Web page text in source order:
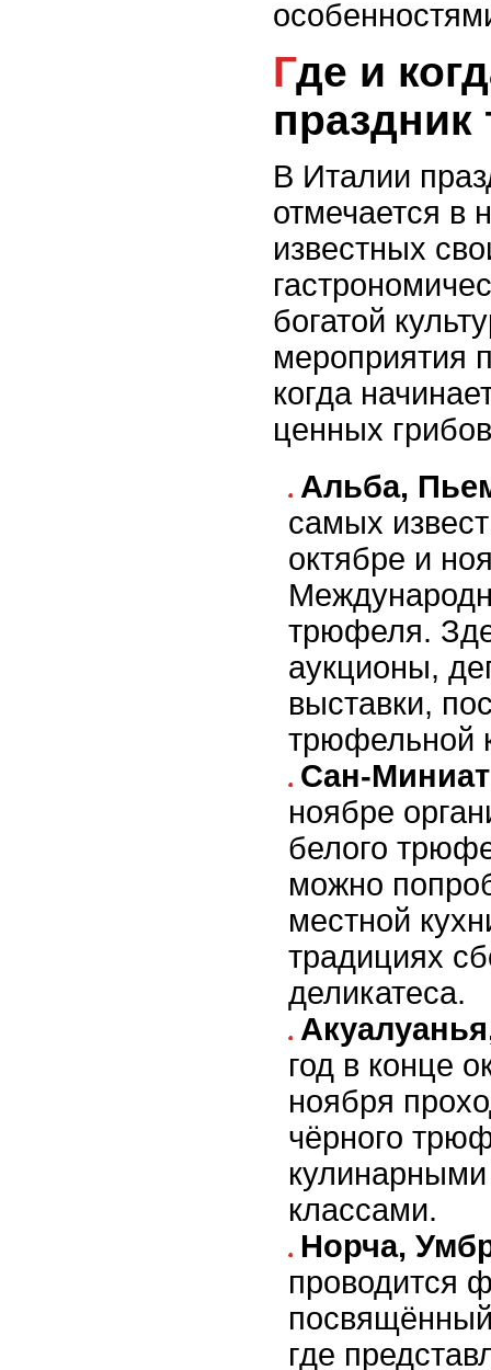
Где и когда проходит
В Италии
отмечается в
известных
богатой
мероприятия
когда
ценных
Альба,
самых
октябре и
трюфеля.
аукционы,
выставки,
трюфельной
Сан-
ноябре
белого
можно
местной
традициях
деликатеса.
год в конце
ноября
чёрного
классами.
Норча,
проводится
где